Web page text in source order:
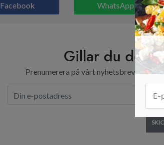
Facebook WhatsApp
Gillar du det
Prenumerera på vårt nyhetsbrev så ser